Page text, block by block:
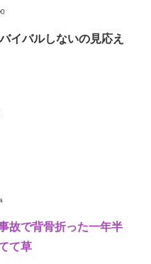
イバルしないの見応え
故で背骨折った一年半
て草